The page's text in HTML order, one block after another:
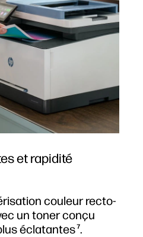
et rapidité
couleur recto-
un toner conçu
éclatantes7.